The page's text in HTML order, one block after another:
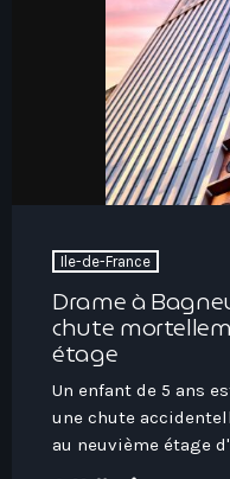
Nouvelle-Aquitaine
Occitanie
Pays-De-La-Loire
Provence-Alpes-Côte
Ile-de-France
Drame à
chute
étage
Un enfant de 5 ans
une chute
au neuvième étage